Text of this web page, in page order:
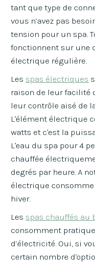
tant que type de
vous n’avez pas
tension pour un spa.
fonctionnent sur une
électrique régulière.
Les spas électriques
raison de leur facilité
leur contrôle aisé de
L'élément électrique
watts et c'est la
L'eau du spa pour 4
chauffée
degrés par heure. A
électrique
hiver.
Les spas chauffés au
consomment
d’électricité. Oui, si
certain nombre